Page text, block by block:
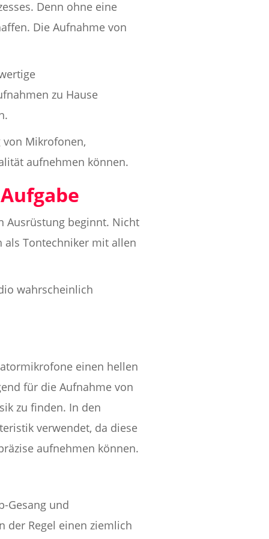
Denn ohne eine
Die Aufnahme von
zu Hause
Mikrofonen,
aufnehmen können.
Ausrüstung beginnt. Nicht
als Tontechniker mit allen
wahrscheinlich
einen hellen
für die Aufnahme von
zu finden. In den
verwendet, da diese
aufnehmen können.
Gesang und
der Regel einen ziemlich